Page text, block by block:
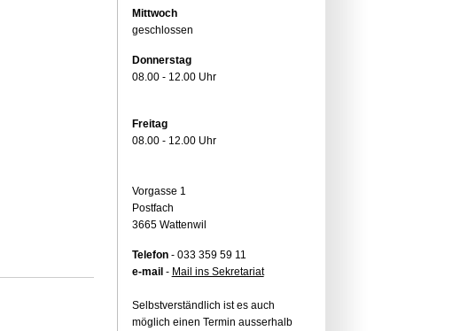
Mittwoch
geschlossen
Donnerstag
08.00 - 12.00 Uhr
Freitag
08.00 - 12.00 Uhr
Vorgasse 1
Postfach
3665 Wattenwil
Telefon- 033 359 59 11
e-mail - Mail ins Sekretariat
Selbstverständlich ist es auch
möglich einen Termin ausserhalb